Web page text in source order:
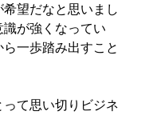
望だなと思いまし
が強くなってい
一歩踏み出すこと
て思い切りビジネ